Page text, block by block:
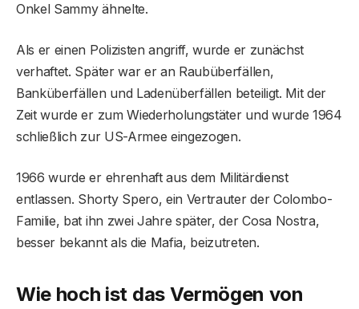
Onkel Sammy ähnelte.
Als er einen Polizisten angriff, wurde er zunächst
verhaftet. Später war er an Raubüberfällen,
Banküberfällen und Ladenüberfällen beteiligt. Mit der
Zeit wurde er zum Wiederholungstäter und wurde 1964
schließlich zur US-Armee eingezogen.
1966 wurde er ehrenhaft aus dem Militärdienst
entlassen. Shorty Spero, ein Vertrauter der Colombo-
Familie, bat ihn zwei Jahre später, der Cosa Nostra,
besser bekannt als die Mafia, beizutreten.
Wie hoch ist das Vermögen von